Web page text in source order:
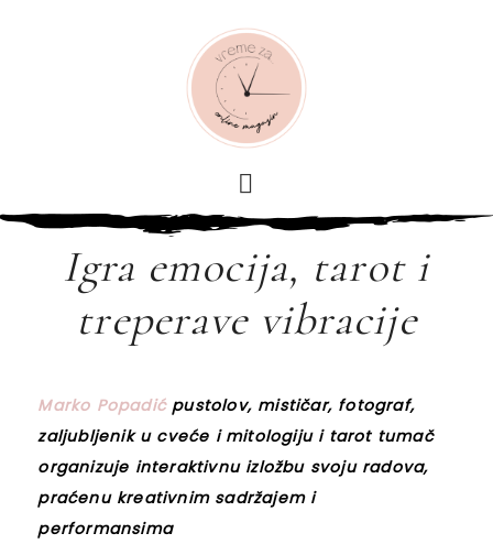
Igra emocija, tarot i
treperave vibracije
Marko Popadićpustolov, mističar, fotograf,
zaljubljenik u cveće i mitologiju i tarot tumač
organizuje interaktivnu izložbu svoju radova,
praćenu kreativnim sadržajem i
performansima